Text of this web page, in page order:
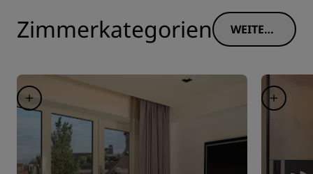
Zimmerkategorien
WEITERE
INFORM